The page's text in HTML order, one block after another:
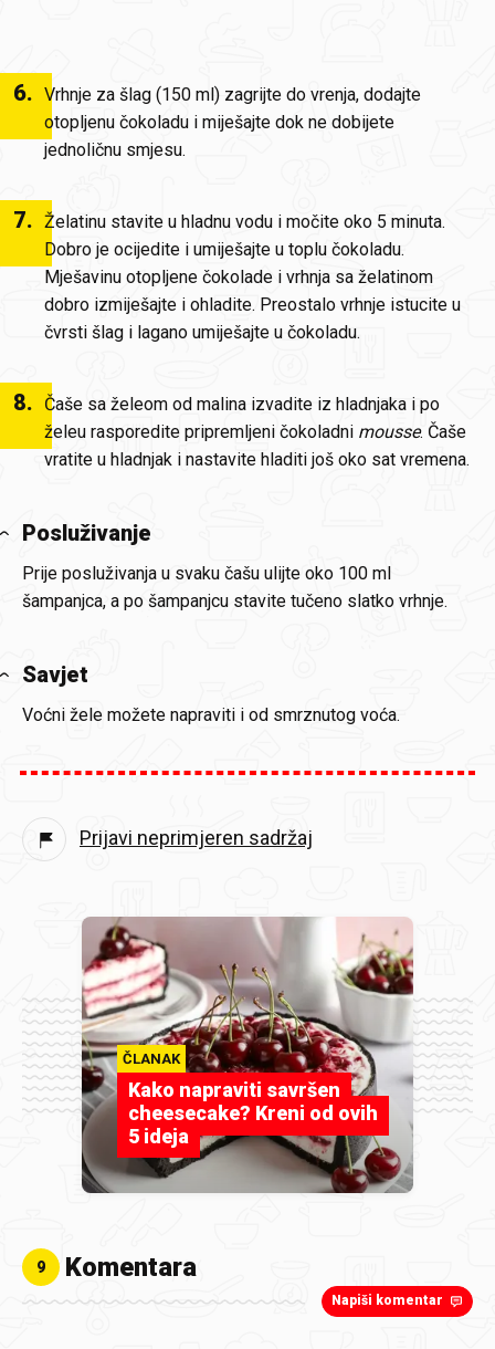
6. Vrhnje za šlag (150 ml) zagrijte do vrenja, dodajte
otopljenu čokoladu i miješajte dok ne dobijete
jednoličnu smjesu.
7. Želatinu stavite u hladnu vodu i močite oko 5 minuta.
Dobro je ocijedite i umiješajte u toplu čokoladu.
Mješavinu otopljene čokolade i vrhnja sa želatinom
dobro izmiješajte i ohladite. Preostalo vrhnje istucite u
čvrsti šlag i lagano umiješajte u čokoladu.
8.
Čaše sa želeom od malina izvadite iz hladnjaka i po
želeu rasporedite pripremljeni čokoladni mousse. Čaše
vratite u hladnjak i nastavite hladiti još oko sat vremena.
Posluživanje
Prije posluživanja u svaku čašu ulijte oko 100 ml
šampanjca, a po šampanjcu stavite tučeno slatko vrhnje.
Savjet
Voćni žele možete napraviti i od smrznutog voća.
Prijavi neprimjeren sadržaj
ČLANAK
Kako napraviti savršen
cheesecake? Kreni od ovih
5 ideja
9 Komentara
Napiši komentar